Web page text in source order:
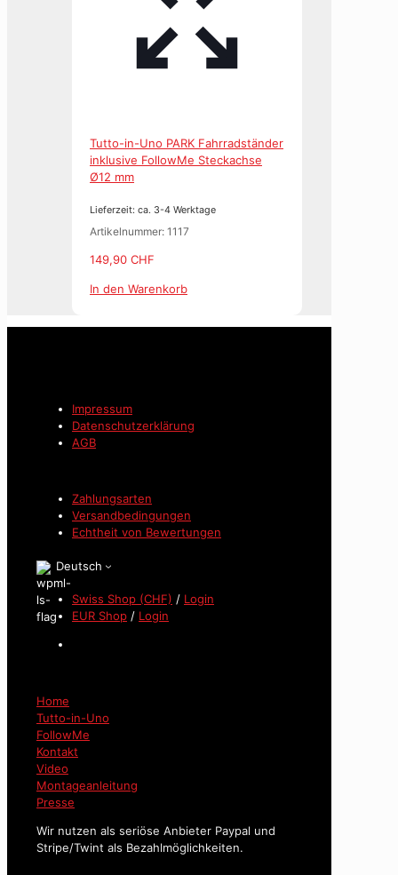
Tutto-in-Uno PARK Fahrradständer
inklusive FollowMe Steckachse
Ø12 mm
Lieferzeit: ca. 3-4 Werktage
Artikelnummer: 1117
149,90 CHF
In den Warenkorb
Impressum
Datenschutzerklärung
AGB
Zahlungsarten
Versandbedingungen
Echtheit von Bewertungen
Deutsch
Swiss Shop (CHF) / Login
EUR Shop / Login
Home
Tutto-in-Uno
FollowMe
Kontakt
Video
Montageanleitung
Presse
Wir nutzen als seriöse Anbieter Paypal und
Stripe/Twint als Bezahlmöglichkeiten.